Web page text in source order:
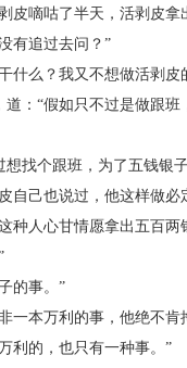
嘀咕了半天，活剥皮拿
追过去问？”
么？我又不想做活剥皮
“假如只不过是做跟班
个跟班，为了五钱银子
己也说过，他这样做必
人心甘情愿拿出五百两
的事。”
本万利的事，他绝不肯
的，也只有一种事。”